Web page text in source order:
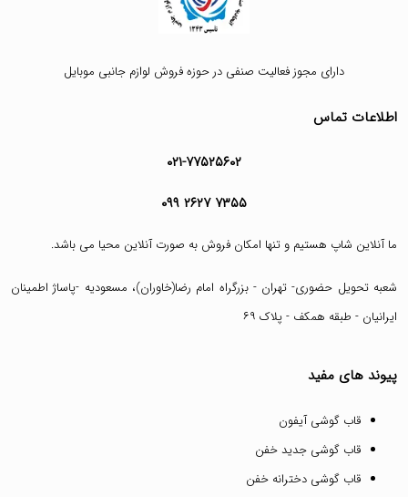
دارای مجوز فعالیت صنفی در حوزه فروش لوازم جانبی موبایل
اطلاعات تماس
۰۲۱-۷۷۵۲۵۶۰۲
۰۹۹ ۲۶۲۷ ۷۳۵۵
ما آنلاین شاپ هستیم و تنها امکان فروش به صورت آنلاین محیا می باشد.
شعبه تحویل حضوری- تهران - بزرگراه امام رضا(خاوران)، مسعودیه -پاساژ اطمینان
ایرانیان - طبقه همکف - پلاک ۶۹
پیوند های مفید
قاب گوشی آیفون
قاب گوشی جدید خفن
قاب گوشی دخترانه خفن